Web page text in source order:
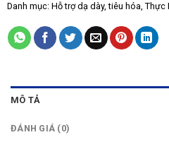
Danh mục: Hỗ trợ dạ dày, tiêu hóa, Thực
MÔ TẢ
ĐÁNH GIÁ (0)